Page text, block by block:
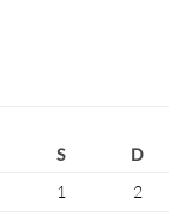
S
D
1
2